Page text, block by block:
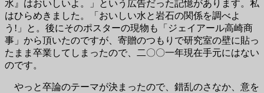
水』はおいしいよ。」という広告だった記憶があります。私
はひらめきました。「おいしい水と岩石の関係を調べよ
う!」と。後にそのポスターの現物も「ジェイアール高崎商
事」から頂いたのですが、寄贈のつもりで研究室の壁に貼っ
たまま卒業してしまったので、二〇〇一年現在手元にはない
のです。
やっと卒論のテーマが決まったので、錯乱のさなか、意を